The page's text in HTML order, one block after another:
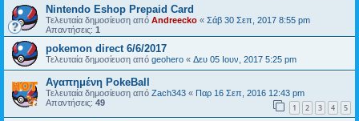
Nintendo Eshop Prepaid Card
Τελευταία δημοσίευση από Andreecko « Σάβ 30 Σεπ, 2017 8:55 pm
Απαντήσεις: 1
pokemon direct 6/6/2017
Τελευταία δημοσίευση από geohero « Δευ 05 Ιουν, 2017 5:25 pm
Αγαπημένη PokeBall
Τελευταία δημοσίευση από Zach343 « Παρ 16 Σεπ, 2016 12:43 pm
Απαντήσεις: 49 1 2 3 4 5